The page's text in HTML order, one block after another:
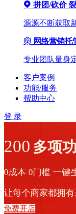
拼团/砍价
源源不断获取
网络营销托
专业团队量身
客户案例
功能/服务
帮助中心
登 录
200 多项
0成本 0门槛 一键
让每个商家都拥
免费开店